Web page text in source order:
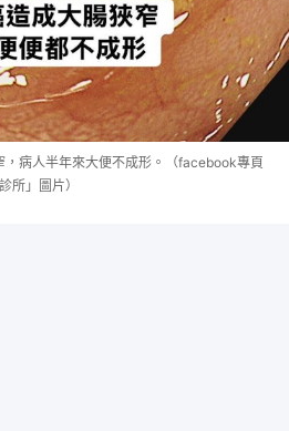
病人半年來大便不成形。（facebook專頁
所」圖片）